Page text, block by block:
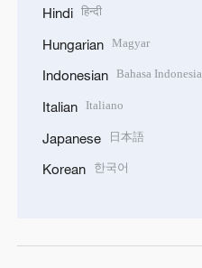
Hindi हिन्दी
Hungarian Magyar
Indonesian Bahasa Indonesia
Italian Italiano
Japanese 日本語
Korean 한국어